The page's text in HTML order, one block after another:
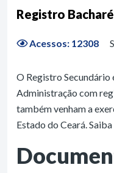
Registro
Acessos: 12308
O Registro Secundário
Administração com
também venham a
Estado do Ceará.